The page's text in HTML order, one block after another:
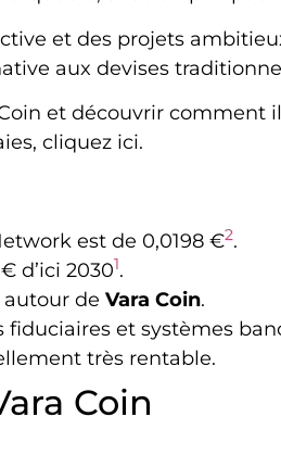
et des projets
aux devises
et découvrir comment
cliquez ici.
est de 0,0198 €2.
d’ici 20301.
de Vara Coin.
et systèmes
très rentable.
Coin